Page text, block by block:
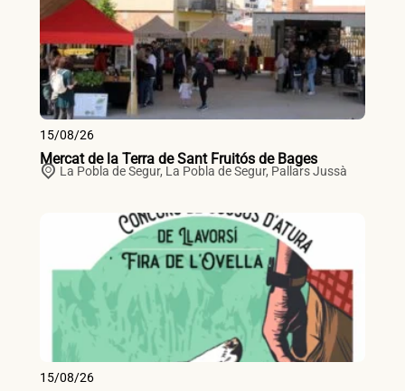
15/08/26
Mercat de la Terra de Sant Fruitós de Bages
La Pobla de Segur, La Pobla de Segur, Pallars Jussà
15/08/26